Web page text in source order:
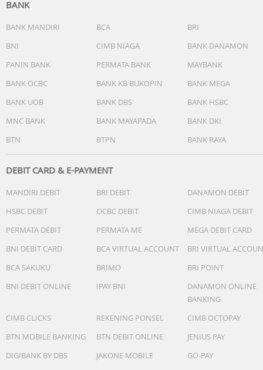
BANK
BANK MANDIRI BCA
BRI
BNI
CIMB NIAGA
BANK DANAMON
PANIN BANK
PERMATA BANK
MAYBANK
BANK OCBC
BANK KB BUKOPIN
BANK MEGA
BANK UOB
BANK DBS
BANK HSBC
MNC BANK
BANK MAYAPADA
BANK DKI
BTN
BTPN BANK RAYA
DEBIT CARD & E-PAYMENT
MANDIRI DEBIT BRI DEBIT
DANAMON DEBIT
HSBC DEBIT
OCBC DEBIT
CIMB NIAGA DEBIT
PERMATA DEBIT
PERMATA ME
MEGA DEBIT CARD
BNI DEBIT CARD
BCA VIRTUAL ACCOUNT
BRI VIRTUAL
BCA SAKUKU
BRIMO
BRI POINT
BNI DEBIT ONLINE
IPAY BNI
DANAMON ONLINE
BANKING
CIMB CLICKS
REKENING PONSEL
CIMB OCTOPAY
BTN MOBILE BANKING
BTN DEBIT ONLINE
JENIUS PAY
DIGIBANK BY DBS
JAKONE MOBILE
GO-PAY